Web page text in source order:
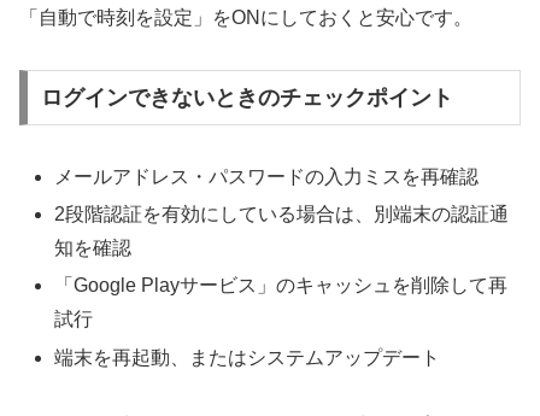
「自動で時刻を設定」をONにしておくと安心です。
ログインできないときのチェックポイント
メールアドレス・パスワードの入力ミスを再確認
2段階認証を有効にしている場合は、別端末の認証通
知を確認
「Google Playサービス」のキャッシュを削除して再
試行
端末を再起動、またはシステムアップデート